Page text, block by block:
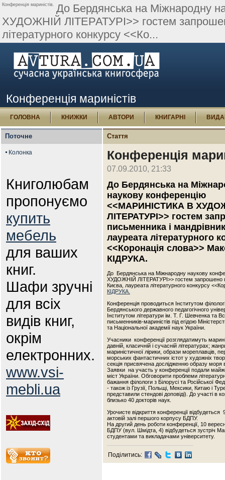
Конференція мариністів. До Бердянська на Міжнародну
ХУДОЖНІЙ ЛІТЕРАТУРІ>> гостем
літературного конкурсу <<Ко...
Конференція мариністів
ГОЛОВНА КНИЖКИ АВТОРИ КНИГАРНІ
Поточне
Колонка
Книголюбам
пропонуємо
купить
мебель
для ваших
книг.
Шафи зручні
для всіх
видів книг,
окрім
електронних.
www.vsi-
mebli.ua
Стаття
Конференція
07.09.2010, 21:33
До Бердянська на
наукову конференцію
<<МАРИНІСТИКА В
ЛІТЕРАТУРІ>> гостем
письменника і
лауреата літературного
<<Коронація слова>>
КІДРУКА.
До  Бердянська на Міжнародну наукову
ХУДОЖНІЙ ЛІТЕРАТУРІ>> гостем запрошено
Києва, лауреата літературного конкурсу
КІДРУКА.
Конференція проводиться Інститутом
Бердянського державного педагогічного
Інститутом літератури ім. Т. Г. Шевченка та
письменників-мариністів під егідою
та Національної академії наук України.
Учасники  конференції розглядатимуть
давній, класичній і сучасній літературах;
мариністичної лірики, образи мореплавців,
морських фантастичних істот у художніх
секція присвячена дослідженню образу моря
Заявки  на участь у конференції подали
міст України. Обговорити проблеми
бажання філологи з Білорусі та Російської
- також із Грузії, Польщі, Мексики, Китаю і
представили стендові доповіді). До участі в
близько 40 докторів наук.
Урочисте відкриття конференції відбудеться
актовій залі першого корпусу БДПУ.
На другий день роботи конференції, 10
БДПУ (вул. Шмідта, 4) відбудеться зустріч
Поділитись: